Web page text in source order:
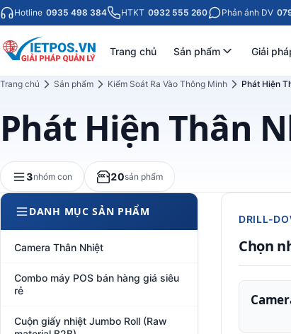
Hotline 0935 498 384 HTKT 0932 555 260 Phản ánh DV
Trang chủ Sản phẩm Giải
Trang chủ Sản phẩm Kiểm Soát Ra Vào Thông Minh Phát Hiện
Phát Hiện Thân
3nhóm con 20sản phẩm
DANH MỤC SẢN PHẨM
Camera Thân Nhiệt
Combo máy POS bán hàng giá siêu
rẻ
Cuộn giấy nhiệt Jumbo Roll (Raw
DRILL-
Chọn